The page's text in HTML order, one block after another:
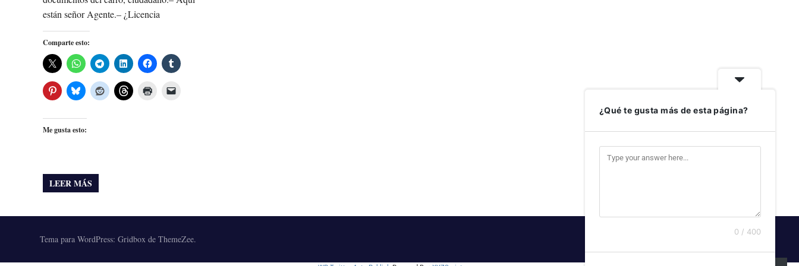
están señor Agente.– ¿Licencia
Comparte esto:
Me gusta esto:
LEER MÁS
Tema para WordPress: Gridbox de ThemeZee.
¿Qué te gusta más de esta página?
0 / 400